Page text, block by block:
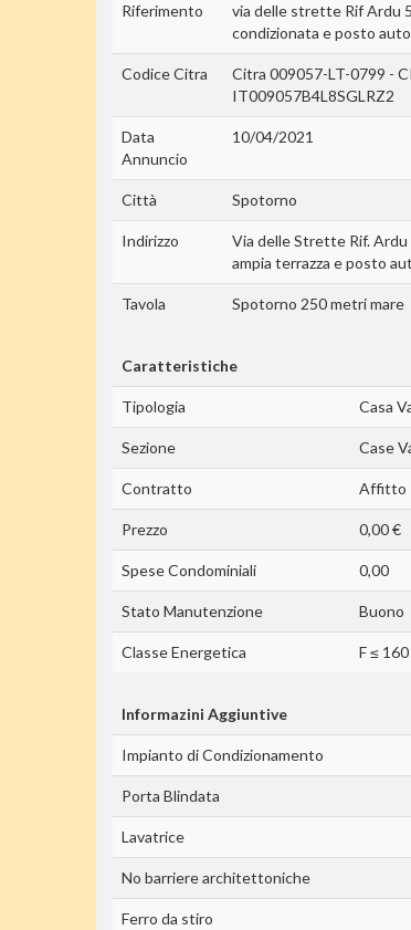
Riferimento
via delle strette Rif Ardu
condizionata e posto
Codice Citra
Citra 009057-LT-0799 -
IT009057B4L8SGLRZ2
Data
Annuncio
10/04/2021
Città Spotorno
Indirizzo
Via delle Strette Rif. Ardu
ampia terrazza e posto
Tavola Spotorno 250 metri mare
Caratteristiche
Tipologia Casa
Sezione Case
Contratto Affitto
Prezzo 0,00 €
Spese Condominiali 0,00
Stato Manutenzione Buono
Classe Energetica F ≤
Informazini Aggiuntive
Impianto di Condizionamento
Porta Blindata
Lavatrice
No barriere architettoniche
Ferro da stiro